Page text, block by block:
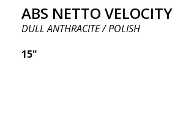
ABS NETTO VELOCITY
DULL ANTHRACITE / POLISH
15"